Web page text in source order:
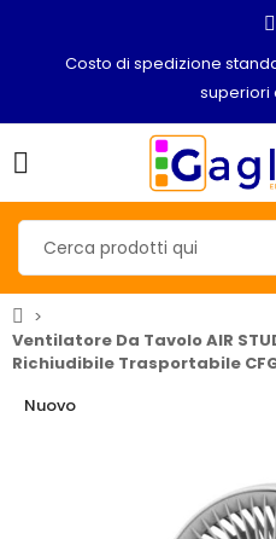
Costo di spedizione
superiori
Ventilatore Da Tavolo AIR
Richiudibile Trasportabile CFG
Nuovo